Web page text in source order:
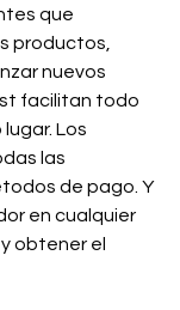
que
productos,
nuevos
facilitan todo
Los
las
de pago. Y
en cualquier
obtener el